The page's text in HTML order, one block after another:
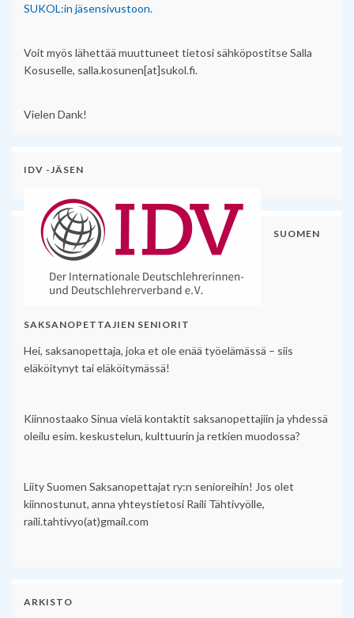
SUKOL:in jäsensivustoon.
Voit myös lähettää muuttuneet tietosi sähköpostitse Salla
Kosuselle, salla.kosunen[at]sukol.fi.
Vielen Dank!
IDV -JÄSEN
SUOMEN
SAKSANOPETTAJIEN SENIORIT
Hei, saksanopettaja, joka et ole enää työelämässä – siis
eläköitynyt tai eläköitymässä!
Kiinnostaako Sinua vielä kontaktit saksanopettajiin ja yhdessä
oleilu esim. keskustelun, kulttuurin ja retkien muodossa?
Liity Suomen Saksanopettajat ry:n senioreihin! Jos olet
kiinnostunut, anna yhteystietosi Raili Tähtivyölle,
raili.tahtivyo(at)gmail.com
ARKISTO